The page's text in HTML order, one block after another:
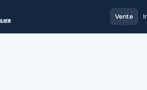
Vente